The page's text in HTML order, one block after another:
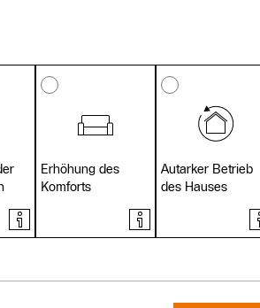
Erhöhung des
Komforts
Autarker Betrieb
des Hauses